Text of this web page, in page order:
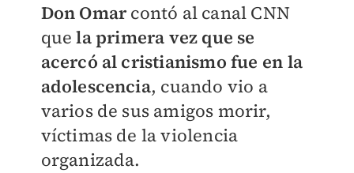
Don Omarcontó al canal CNN
quela primera vez que se
acercó al cristianismo fue en la
adolescencia, cuando vio a
varios de sus amigos morir,
víctimas de la violencia
organizada.